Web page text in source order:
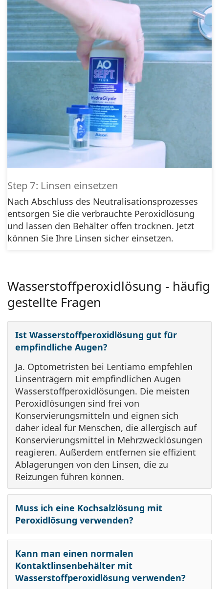
Step 7: Linsen einsetzen
Nach Abschluss des Neutralisationsprozesses
entsorgen Sie die verbrauchte Peroxidlösung
und lassen den Behälter offen trocknen. Jetzt
können Sie Ihre Linsen sicher einsetzen.
Wasserstoffperoxidlösung - häufig
gestellte Fragen
Ist Wasserstoffperoxidlösung gut für
empfindliche Augen?
Ja. Optometristen bei Lentiamo empfehlen
Linsenträgern mit empfindlichen Augen
Wasserstoffperoxidlösungen. Die meisten
Peroxidlösungen sind frei von
Konservierungsmitteln und eignen sich
daher ideal für Menschen, die allergisch auf
Konservierungsmittel in Mehrzwecklösungen
reagieren. Außerdem entfernen sie effizient
Ablagerungen von den Linsen, die zu
Reizungen führen können.
Muss ich eine Kochsalzlösung mit
Peroxidlösung verwenden?
Kann man einen normalen
Kontaktlinsenbehälter mit
Wasserstoffperoxidlösung verwenden?